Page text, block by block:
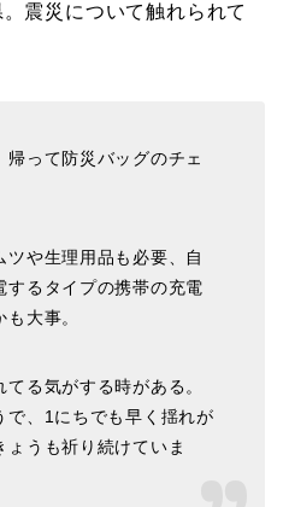
震災について触れられて
って防災バッグのチェ
や生理用品も必要、自
するタイプの携帯の充電
大事。
る気がする時がある。
で、1にちでも早く揺れが
うも祈り続けていま